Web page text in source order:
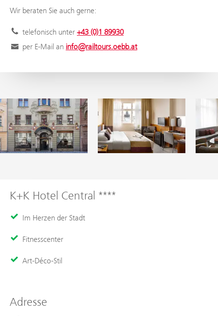
Wir beraten Sie auch gerne:
telefonisch unter +43 (0)1 89930
per E-Mail an info@railtours.oebb.at
K+K Hotel Central ****
Im Herzen der Stadt
Fitnesscenter
Art-Déco-Stil
Adresse